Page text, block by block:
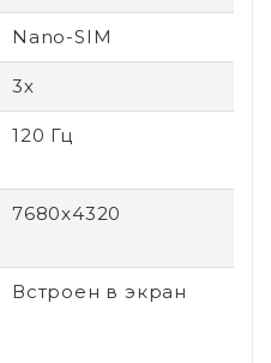
Nano-SIM
3х
120 Гц
7680x4320
Встроен в экран